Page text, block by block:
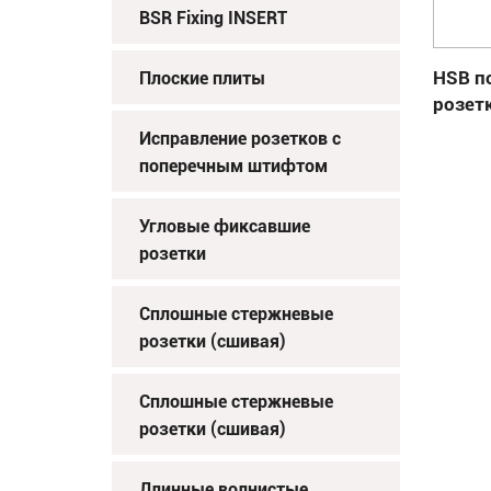
BSR Fixing INSERT
Плоские плиты
Исправление розетков с
поперечным штифтом
Угловые фиксавшие
розетки
Сплошные стержневые
розетки (сшивая)
Сплошные стержневые
розетки (сшивая)
HSB